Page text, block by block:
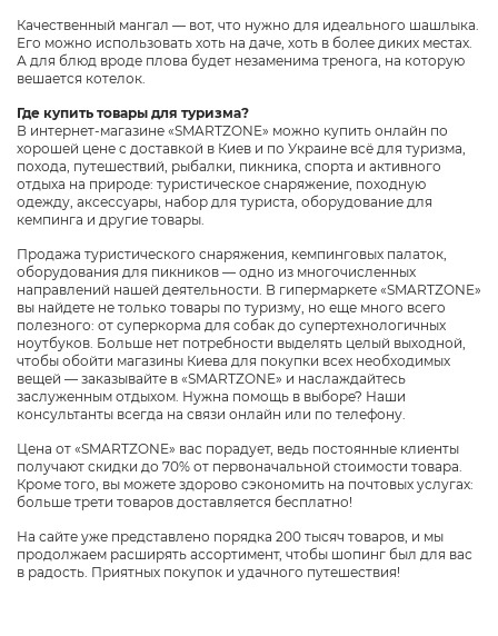
Качественный мангал — вот, что нужно для идеального шашлыка.
Его можно использовать хоть на даче, хоть в более диких местах.
А для блюд вроде плова будет незаменима тренога, на которую
вешается котелок.
Где купить товары для туризма?
В интернет-магазине «SMARTZONE» можно купить онлайн по
хорошей цене с доставкой в Киев и по Украине всё для туризма,
похода, путешествий, рыбалки, пикника, спорта и активного
отдыха на природе: туристическое снаряжение, походную
одежду, аксессуары, набор для туриста, оборудование для
кемпинга и другие товары.
Продажа туристического снаряжения, кемпинговых палаток,
оборудования для пикников — одно из многочисленных
направлений нашей деятельности. В гипермаркете «SMARTZONE»
вы найдете не только товары по туризму, но еще много всего
полезного: от суперкорма для собак до супертехнологичных
ноутбуков. Больше нет потребности выделять целый выходной,
чтобы обойти магазины Киева для покупки всех необходимых
вещей — заказывайте в «SMARTZONE» и наслаждайтесь
заслуженным отдыхом. Нужна помощь в выборе? Наши
консультанты всегда на связи онлайн или по телефону.
Цена от «SMARTZONE» вас порадует, ведь постоянные клиенты
получают скидки до 70% от первоначальной стоимости товара.
Кроме того, вы можете здорово сэкономить на почтовых услугах:
больше трети товаров доставляется бесплатно!
На сайте уже представлено порядка 200 тысяч товаров, и мы
продолжаем расширять ассортимент, чтобы шопинг был для вас
в радость. Приятных покупок и удачного путешествия!